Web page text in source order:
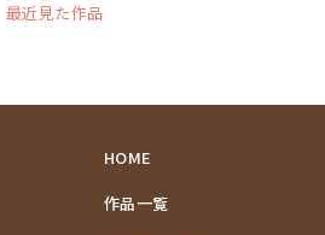
最近見た作品
HOME
作品一覧